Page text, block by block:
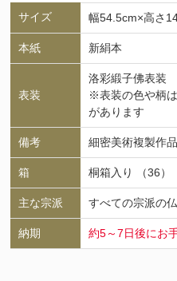
サイズ 幅54.5cm×高さ
本紙 新絹本
表装
洛彩緞子佛表装
※表装の色や柄
があります
備考 細密美術複製作
箱 桐箱入り （36）
主な宗派 すべての宗派の
納期 約5～7日後にお